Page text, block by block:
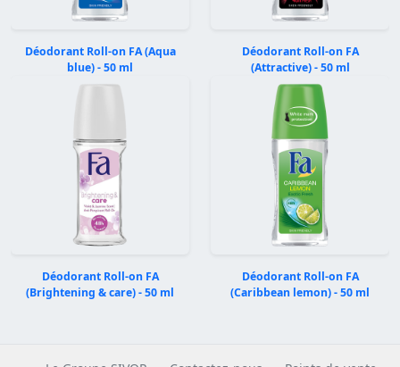
Déodorant Roll-on FA (Aqua
blue) - 50 ml
Déodorant Roll-on FA
(Attractive) - 50 ml
Déodorant Roll-on FA
(Brightening & care) - 50 ml
Déodorant Roll-on FA
(Caribbean lemon) - 50 ml
Précédent